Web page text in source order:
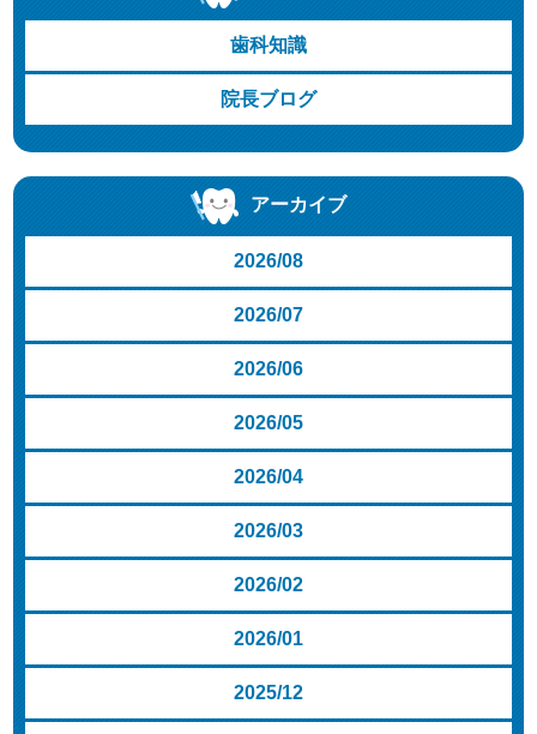
歯科知識
院長ブログ
アーカイブ
2026/08
2026/07
2026/06
2026/05
2026/04
2026/03
2026/02
2026/01
2025/12